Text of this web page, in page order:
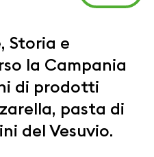
Storia e
la Campania
di prodotti
pasta di
del Vesuvio.